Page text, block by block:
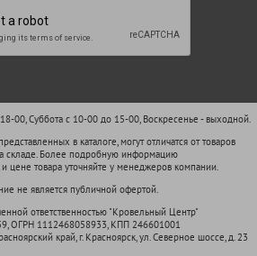
00, Суббота с 10-00 до 15-00, Воскресенье - выходной.
в каталоге, могут отличатся от товаров
складе. Более подробную информацию
цене товара уточняйте у менеджеров компании.
не является публичной офертой.
ответственностью "Кровельный Центр"
ОГРН 1112468058933, КПП 246601001
край, г. Красноярск, ул. Северное шоссе, д. 23